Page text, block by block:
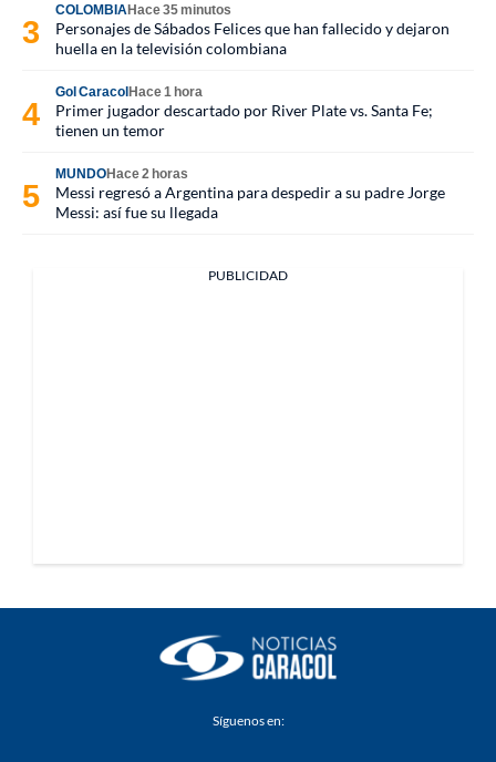
COLOMBIAHace 35 minutos
Personajes de Sábados Felices que han fallecido y dejaron
huella en la televisión colombiana
Gol CaracolHace 1 hora
Primer jugador descartado por River Plate vs. Santa Fe;
tienen un temor
MUNDOHace 2 horas
Messi regresó a Argentina para despedir a su padre Jorge
Messi: así fue su llegada
PUBLICIDAD
Síguenos en: